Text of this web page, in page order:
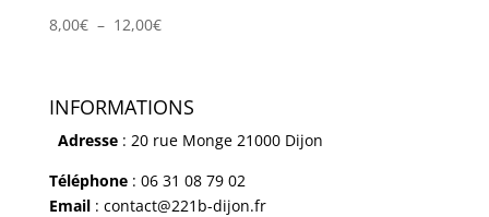
8,00€ – 12,00€Plage
8,00€
12,00€
INFORMATIONS
Adresse: 20 rue Monge 21000 Dijon
Téléphone: 06 31 08 79 02
Email: contact@221b-dijon.fr